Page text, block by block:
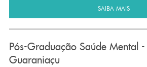
SAIBA MAIS
Pós-Graduação Saúde Mental
Guaraniaçu